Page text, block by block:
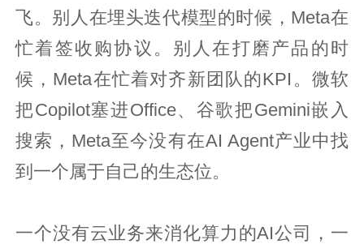
飞。别人在埋头迭代模型的时候，Meta在
忙着签收购协议。别人在打磨产品的时
候，Meta在忙着对齐新团队的KPI。微软
把Copilot塞进Office、谷歌把Gemini嵌入
搜索，Meta至今没有在AI Agent产业中找
到一个属于自己的生态位。
一个没有云业务来消化算力的AI公司，一